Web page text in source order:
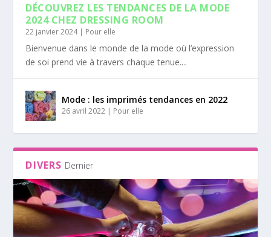
DÉCOUVREZ LES TENDANCES DE LA MODE
2024 CHEZ DRESSING ROOM
22 janvier 2024| Pour elle
Bienvenue dans le monde de la mode où l’expression
de soi prend vie à travers chaque tenue....
Mode : les imprimés tendances en 2022
26 avril 2022 | Pour elle
DIVERS Dernier